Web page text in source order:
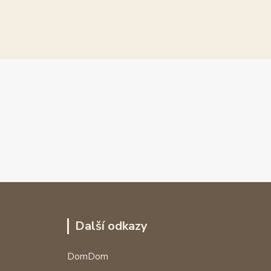
Další odkazy
DomDom